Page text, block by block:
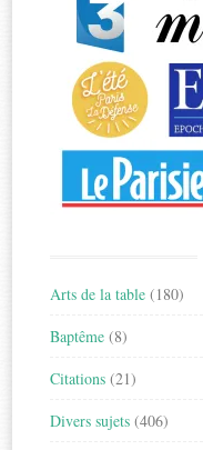
Arts de la table (180)
Baptême (8)
Citations (21)
Divers sujets (406)